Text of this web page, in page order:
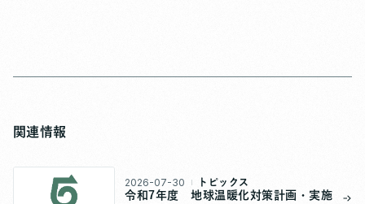
関連情報
2026-07-30 トピックス
令和7年度 地球温暖化対策計画・実施